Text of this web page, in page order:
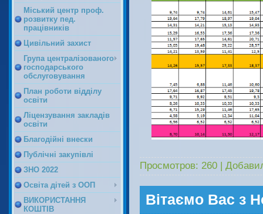
Міський центр проф.
розвитку пед.
працівників
Цивільний захист
Група централізованого
господарського
обслуговування
План роботи відділу
освіти
Ліцензування закладів
освіти
Благодійні внески
Публічні закупівлі
ЗНО 2022
Освіта дітей з ООП
ВИКОРИСТАННЯ
КОШТІВ
Просмотров: 260 |
Вітаємо Вас з